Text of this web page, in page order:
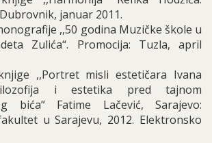
januar 2011.
,,50 godina Muzičke škole u
Zulića“. Promocija: Tuzla, april
,,Portret misli estetičara Ivana
i estetika pred tajnom
bića“ Fatime Lačević, Sarajevo:
u Sarajevu, 2012. Elektronsko